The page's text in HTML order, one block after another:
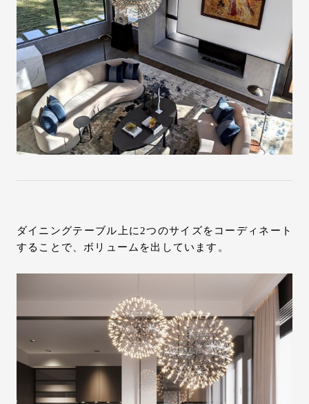
ダイニングテーブル上に2つのサイズをコーディネート
することで、ボリュームを出しています。